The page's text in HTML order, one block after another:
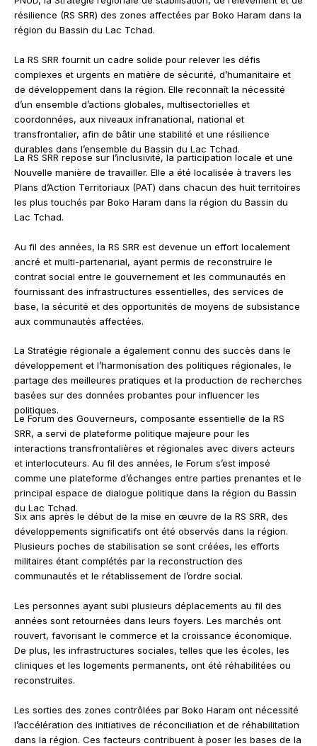
résilience (RS SRR) des zones affectées par Boko Haram dans la
région du Bassin du Lac Tchad.
La RS SRR fournit un cadre solide pour relever les défis
complexes et urgents en matière de sécurité, d’humanitaire et
de développement dans la région. Elle reconnaît la nécessité
d’un ensemble d’actions globales, multisectorielles et
coordonnées, aux niveaux infranational, national et
transfrontalier, afin de bâtir une stabilité et une résilience
durables dans l’ensemble du Bassin du Lac Tchad.
La RS SRR repose sur l’inclusivité, la participation locale et une
Nouvelle manière de travailler. Elle a été localisée à travers les
Plans d’Action Territoriaux (PAT) dans chacun des huit territoires
les plus touchés par Boko Haram dans la région du Bassin du
Lac Tchad.
Au fil des années, la RS SRR est devenue un effort localement
ancré et multi-partenarial, ayant permis de reconstruire le
contrat social entre le gouvernement et les communautés en
fournissant des infrastructures essentielles, des services de
base, la sécurité et des opportunités de moyens de subsistance
aux communautés affectées.
La Stratégie régionale a également connu des succès dans le
développement et l’harmonisation des politiques régionales, le
partage des meilleures pratiques et la production de recherches
basées sur des données probantes pour influencer les
politiques.
Le Forum des Gouverneurs, composante essentielle de la RS
SRR, a servi de plateforme politique majeure pour les
interactions transfrontalières et régionales avec divers acteurs
et interlocuteurs. Au fil des années, le Forum s’est imposé
comme une plateforme d’échanges entre parties prenantes et le
principal espace de dialogue politique dans la région du Bassin
du Lac Tchad.
Six ans après le début de la mise en œuvre de la RS SRR, des
développements significatifs ont été observés dans la région.
Plusieurs poches de stabilisation se sont créées, les efforts
militaires étant complétés par la reconstruction des
communautés et le rétablissement de l’ordre social.
Les personnes ayant subi plusieurs déplacements au fil des
années sont retournées dans leurs foyers. Les marchés ont
rouvert, favorisant le commerce et la croissance économique.
De plus, les infrastructures sociales, telles que les écoles, les
cliniques et les logements permanents, ont été réhabilitées ou
reconstruites.
Les sorties des zones contrôlées par Boko Haram ont nécessité
l’accélération des initiatives de réconciliation et de réhabilitation
dans la région. Ces facteurs contribuent à poser les bases de la